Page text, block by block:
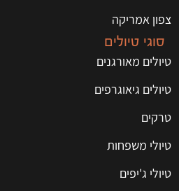
צפון אמריקה
סוגי טיולים
טיולים מאורגנים
טיולים גיאוגרפים
טרקים
טיולי משפחות
טיולי ג'יפים